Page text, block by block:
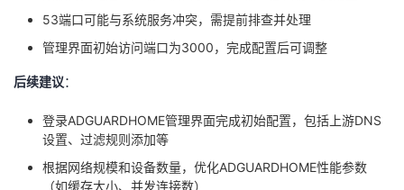
53端口可能与系统服务冲突，需提前排查并处理
管理界面初始访问端口为3000，完成配置后可调整
后续建议：
登录ADGUARDHOME管理界面完成初始配置，包括上游DNS
设置、过滤规则添加等
根据网络规模和设备数量，优化ADGUARDHOME性能参数
（如缓存大小、并发连接数）